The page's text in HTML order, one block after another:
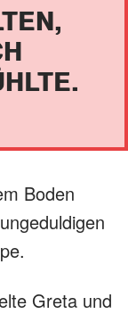
Boden
Greta und